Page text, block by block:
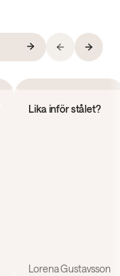
Lika inför stålet?
Lorena Gustavsson